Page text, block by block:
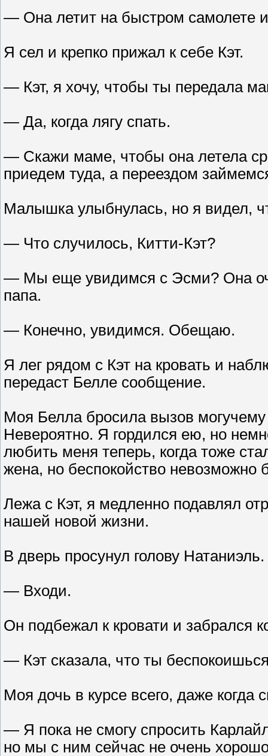
— Она летит на быстром самолете
Я сел и крепко прижал к себе Кэт.
— Кэт, я хочу, чтобы ты передала
— Да, когда лягу спать.
— Скажи маме, чтобы она летела
приедем туда, а переездом
Малышка улыбнулась, но я видел,
— Что случилось, Китти-Кэт?
— Мы еще увидимся с Эсми? Она
папа.
— Конечно, увидимся. Обещаю.
Я лег рядом с Кэт на кровать и
передаст Белле сообщение.
Моя Белла бросила вызов могучему
Невероятно. Я гордился ею, но
любить меня теперь, когда тоже
жена, но беспокойство невозможно
Лежа с Кэт, я медленно подавлял
нашей новой жизни.
В дверь просунул голову Натаниэль.
— Входи.
Он подбежал к кровати и забрался
— Кэт сказала, что ты
Моя дочь в курсе всего, даже
— Я пока не смогу спросить
но мы с ним сейчас не очень